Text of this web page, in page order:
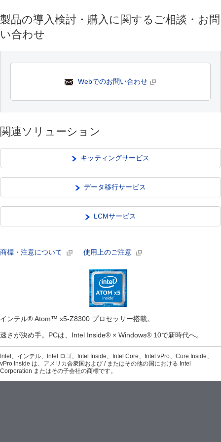
製品の導入検討・購入に関するご相談・お問
い合わせ
Webでのお問い合わせ
関連ソリューション
キッティングサービス
データ移行サービス
LCMサービス
商標・注意について 使用上のご注意
インテル® Atom™ x5-Z8300 プロセッサー搭載。
速さが決め手。PCは、Intel Inside® × Windows® 10で新時代へ。
Intel、インテル、Intel ロゴ、Intel Inside、Intel Core、Intel vPro、Core Inside、
vPro Inside は、アメリカ合衆国および / またはその他の国における Intel
Corporation またはその子会社の商標です。